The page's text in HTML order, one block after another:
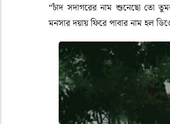
“চাঁদ সদাগরের নাম শুনেছো তো
মনসার দয়ায় ফিরে পাবার নাম হল